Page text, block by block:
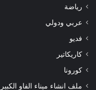
رياضة
عربي ودولي
فديو
كاريكاتير
كورونا
ملف انشاء ميناء الفاو الكبير